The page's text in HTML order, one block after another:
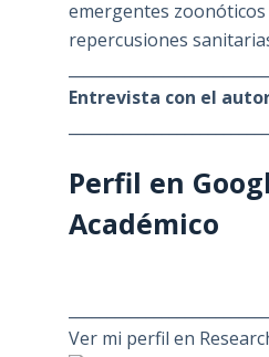
emergentes
repercusiones
Entrevista con el
Perfil en
Académico
Ver mi perfil en